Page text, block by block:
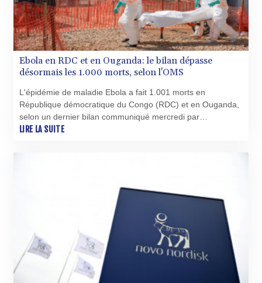
HNL 30.930577
HRK 7.534661
HTG 150.888179
HUF 363.741084
IDR 20659.564222
ILS 3.476689
INR 109.925261
IQD 1511.781564
IRR
JOD 0.818416
JPY 182.177709
KES 149.308045
KGS 100.942743
KHR 4682.633154
KMF 492.883829
Ebola en RDC et en Ouganda: le bilan dépasse
désormais les 1.000 morts, selon l'OMS
L'épidémie de maladie Ebola a fait 1.001 morts en
République démocratique du Congo (RDC) et en Ouganda,
selon un dernier bilan communiqué mercredi par
l'Organisation mondiale de la santé (OMS), qui s'appuie sur
LIRE LA SUITE